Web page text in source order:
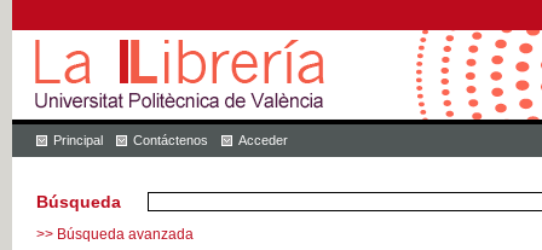
Principal Contáctenos Acceder
Búsqueda
>> Búsqueda avanzada